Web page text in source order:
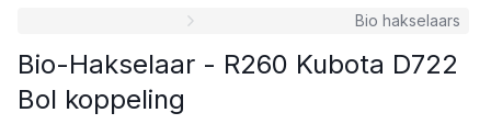
Bio hakselaars
Bio-Hakselaar - R260 Kubota D722
Bol koppeling